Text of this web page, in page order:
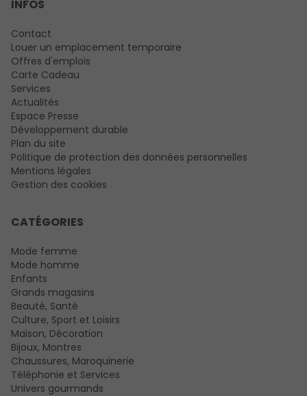
INFOS
Contact
Louer un emplacement temporaire
Offres d'emplois
Carte Cadeau
Services
Actualités
Espace Presse
Développement durable
Plan du site
Politique de protection des données personnelles
Mentions légales
Gestion des cookies
CATÉGORIES
Mode femme
Mode homme
Enfants
Grands magasins
Beauté, Santé
Culture, Sport et Loisirs
Maison, Décoration
Bijoux, Montres
Chaussures, Maroquinerie
Téléphonie et Services
Univers gourmands